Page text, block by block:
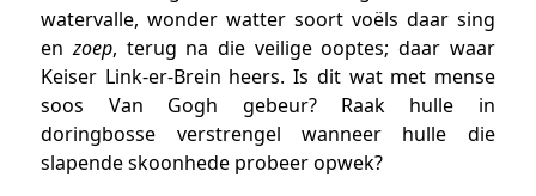
watervalle, wonder watter soort voëls daar sing
enzoep, terug na die veilige ooptes; daar waar
Keiser Link-er-Brein heers. Is dit wat met mense
soos Van Gogh gebeur? Raak hulle in
doringbosse verstrengel wanneer hulle die
slapende skoonhede probeer opwek?